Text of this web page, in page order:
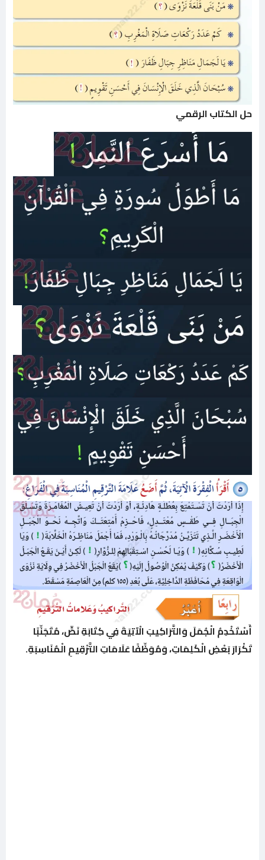
حل الكتاب الرقمي
أَسْتَخْدِمُ الْجُمَلَ وَالتَّرَاكِيبَ الْآتِيَةَ فِي كِتَابَةِ نَصٍّ، مُتَجَنِّبًا
تَكْرَارَ بَعْضِ الْكَلِمَاتِ، وَمُوَظِّفًا عَلَامَاتِ التَّرْقِيمِ الْمُنَاسِبَةِ.